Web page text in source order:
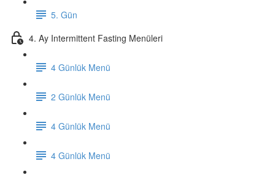
5. Gün
4. Ay Intermittent Fasting Menüleri
4 Günlük Menü
2 Günlük Menü
4 Günlük Menü
4 Günlük Menü